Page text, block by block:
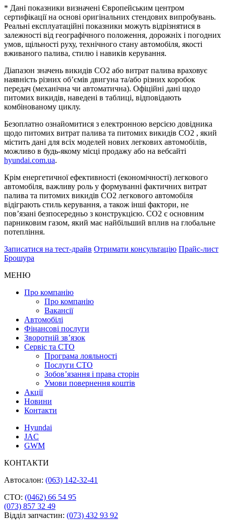
* Дані показники визначені Європейським центром
сертифікації на основі оригінальних стендових випробувань.
Реальні експлуатаційні показники можуть відрізнятися в
залежності від географічного положення, дорожніх і погодних
умов, щільності руху, технічного стану автомобіля, якості
вживаного палива, стилю і навиків керування.
Діапазон значень викидів СО2 або витрат палива враховує
наявність різних об’ємів двигуна та/або різних коробок
передач (механічна чи автоматична). Офіційні дані щодо
питомих викидів, наведені в таблиці, відповідають
комбінованому циклу.
Безоплатно ознайомитися з електронною версією довідника
щодо питомих витрат палива та питомих викидів CO2 , який
містить дані для всіх моделей нових легкових автомобілів,
можливо в будь-якому місці продажу або на вебсайті
hyundai.com.ua.
Крім енергетичної ефективності (економічності) легкового
автомобіля, важливу роль у формуванні фактичних витрат
палива та питомих викидів CO2 легкового автомобіля
відіграють стиль керування, а також інші фактори, не
пов’язані безпосередньо з конструкцією. CO2 є основним
парниковим газом, який має найбільший вплив на глобальне
потепління.
Записатися на тест-драйв Отримати консультацію Прайс-лист
Брошура
МЕНЮ
Про компанію
Про компанію
Вакансії
Автомобілі
Фінансові послуги
Зворотній зв’язок
Cервіс та СТО
Програма лояльності
Послуги СТО
Зобов’язання і права сторін
Умови повернення коштів
Акції
Новини
Контакти
Hyundai
JAC
GWM
КОНТАКТИ
Автосалон: (063) 142-32-41
СТО: (0462) 66 54 95
(073) 857 32 49
Відділ запчастин: (073) 432 93 92